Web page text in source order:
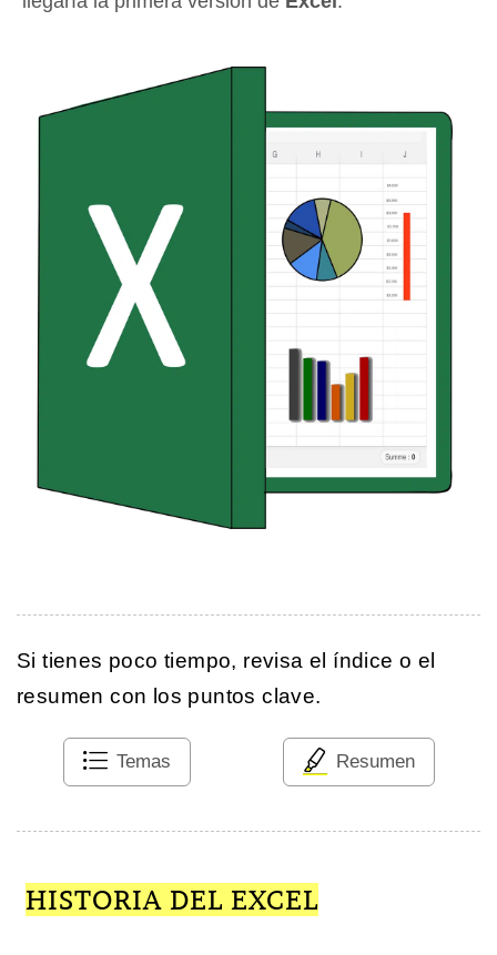
Si tienes poco tiempo, revisa el índice o el
resumen con los puntos clave.
Temas Resumen
HISTORIA DEL EXCEL